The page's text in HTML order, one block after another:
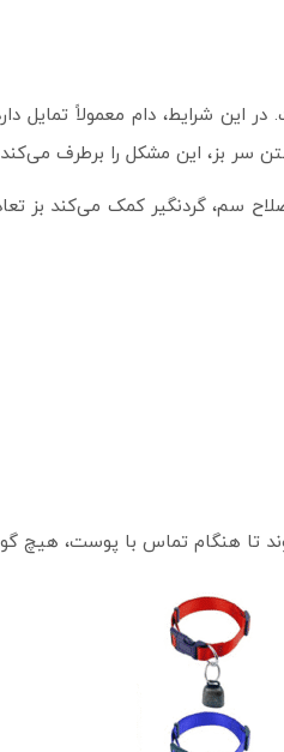
این شرایط، دام معمولاً تمایل
سر بز، این مشکل را برطرف
سم، گردنگیر کمک می‌کند بز
تا هنگام تماس با پوست، هیچ‌